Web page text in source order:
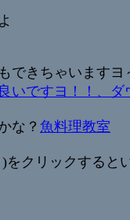
できちゃいますヨ
いですヨ！！、ダ
な？ 魚料理教室
クリックすると